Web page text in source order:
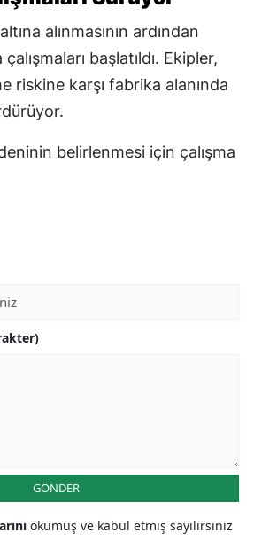
alınmasının ardından
başlatıldı. Ekipler,
riskine karşı fabrika alanında
belirlenmesi için çalışma
GÖNDER
okumuş ve kabul etmiş sayılırsınız